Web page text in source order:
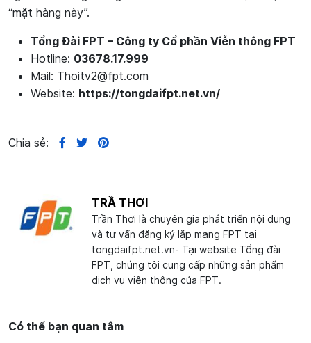
“mặt hàng này”.
Tổng Đài FPT – Công ty Cổ phần Viễn thông FPT
Hotline: 03678.17.999
Mail: Thoitv2@fpt.com
Website: https://tongdaifpt.net.vn/
Chia sẻ:
TRẦ THƠI
Trần Thơi là chuyên gia phát triển nội dung
và tư vấn đăng ký lắp mạng FPT tại
tongdaifpt.net.vn- Tại website Tổng đài
FPT, chúng tôi cung cấp những sản phẩm
dịch vụ viễn thông của FPT.
Có thể bạn quan tâm